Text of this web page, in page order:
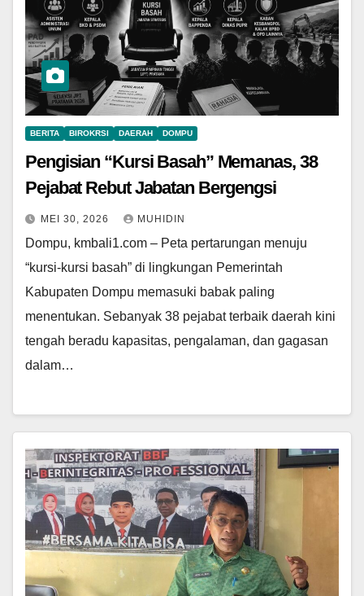
BERITA BIROKRSI DAERAH DOMPU
Pengisian “Kursi Basah” Memanas, 38
Pejabat Rebut Jabatan Bergengsi
MEI 30, 2026 MUHIDIN
Dompu, kmbali1.com – Peta pertarungan menuju
“kursi-kursi basah” di lingkungan Pemerintah
Kabupaten Dompu memasuki babak paling
menentukan. Sebanyak 38 pejabat terbaik daerah kini
tengah beradu kapasitas, pengalaman, dan gagasan
dalam…